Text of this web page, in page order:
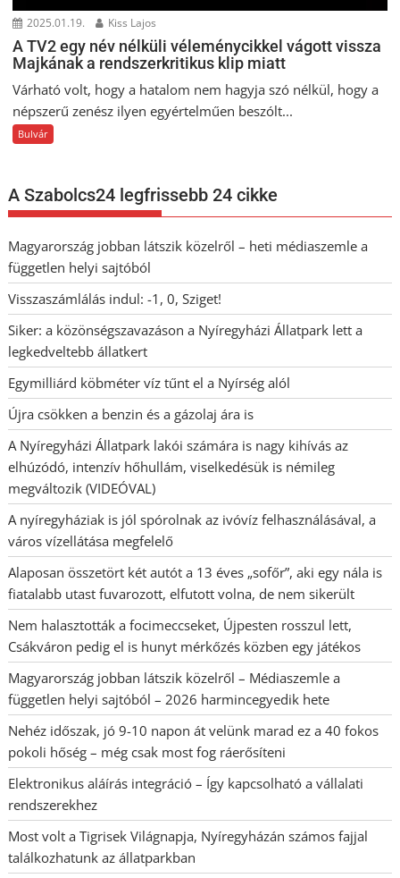
2025.01.19. Kiss Lajos
A TV2 egy név nélküli véleménycikkel vágott vissza
Majkának a rendszerkritikus klip miatt
Várható volt, hogy a hatalom nem hagyja szó nélkül, hogy a
népszerű zenész ilyen egyértelműen beszólt...
Bulvár
A Szabolcs24 legfrissebb 24 cikke
Magyarország jobban látszik közelről – heti médiaszemle a
független helyi sajtóból
Visszaszámlálás indul: -1, 0, Sziget!
Siker: a közönségszavazáson a Nyíregyházi Állatpark lett a
legkedveltebb állatkert
Egymilliárd köbméter víz tűnt el a Nyírség alól
Újra csökken a benzin és a gázolaj ára is
A Nyíregyházi Állatpark lakói számára is nagy kihívás az
elhúzódó, intenzív hőhullám, viselkedésük is némileg
megváltozik (VIDEÓVAL)
A nyíregyháziak is jól spórolnak az ivóvíz felhasználásával, a
város vízellátása megfelelő
Alaposan összetört két autót a 13 éves „sofőr”, aki egy nála is
fiatalabb utast fuvarozott, elfutott volna, de nem sikerült
Nem halasztották a focimeccseket, Újpesten rosszul lett,
Csákváron pedig el is hunyt mérkőzés közben egy játékos
Magyarország jobban látszik közelről – Médiaszemle a
független helyi sajtóból – 2026 harmincegyedik hete
Nehéz időszak, jó 9-10 napon át velünk marad ez a 40 fokos
pokoli hőség – még csak most fog ráerősíteni
Elektronikus aláírás integráció – Így kapcsolható a vállalati
rendszerekhez
Most volt a Tigrisek Világnapja, Nyíregyházán számos fajjal
találkozhatunk az állatparkban